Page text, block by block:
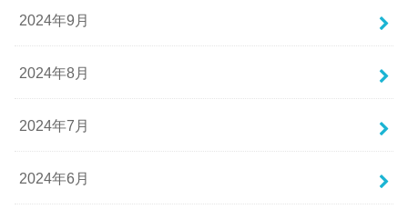
2024年9月
2024年8月
2024年7月
2024年6月